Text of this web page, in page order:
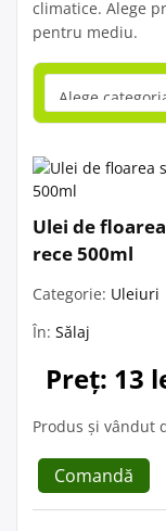
climatice. Alege
pentru mediu.
Ulei de
rece 500ml
Categorie: Uleiuri
În: Sălaj
Preț: 13
Produs și vândut
Comandă